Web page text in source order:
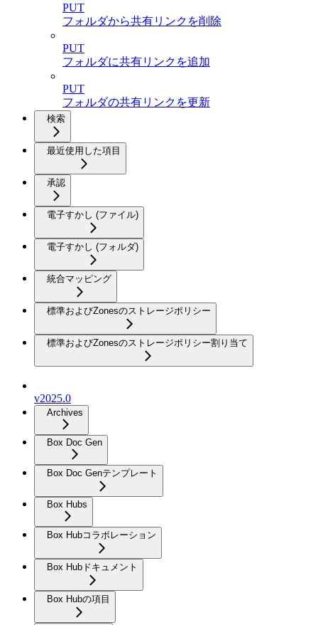
PUT
フォルダから共有リンクを削除
PUT
フォルダに共有リンクを追加
PUT
フォルダの共有リンクを更新
検索
最近使用した項目
承認
電子すかし (ファイル)
電子すかし (フォルダ)
統合マッピング
標準およびZonesのストレージポリシー
標準およびZonesのストレージポリシー割り当て
v2025.0
Archives
Box Doc Gen
Box Doc Genテンプレート
Box Hubs
Box Hubコラボレーション
Box Hubドキュメント
Box Hubの項目